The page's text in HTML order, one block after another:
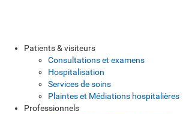
Patients & visiteurs
Consultations et examens
Hospitalisation
Services de soins
Plaintes et Médiations hospitalières
Professionnels